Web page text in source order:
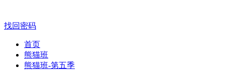
找回密码
首页
熊猫班
熊猫班-第五季